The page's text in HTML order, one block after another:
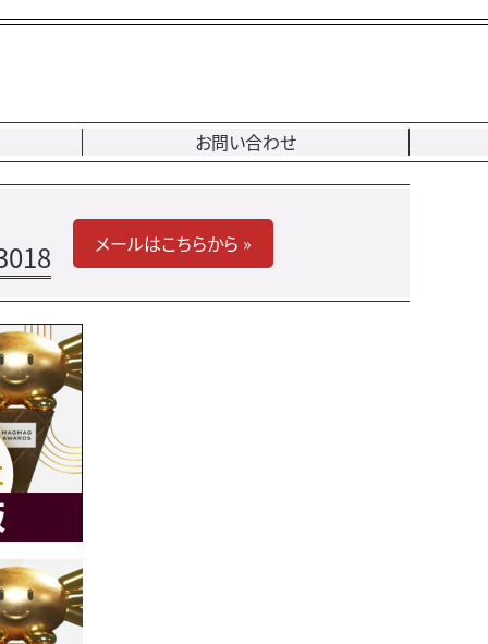
お問い合わせ
メールはこちらから »